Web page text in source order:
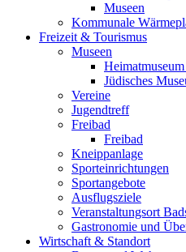
Museen
Kommunale
Freizeit & Tourismus
Museen
Jüdisches
Vereine
Jugendtreff
Freibad
Freibad
Kneippanlage
Sporteinrichtungen
Sportangebote
Ausflugsziele
Veranstaltungsort
Gastronomie und
Wirtschaft & Standort